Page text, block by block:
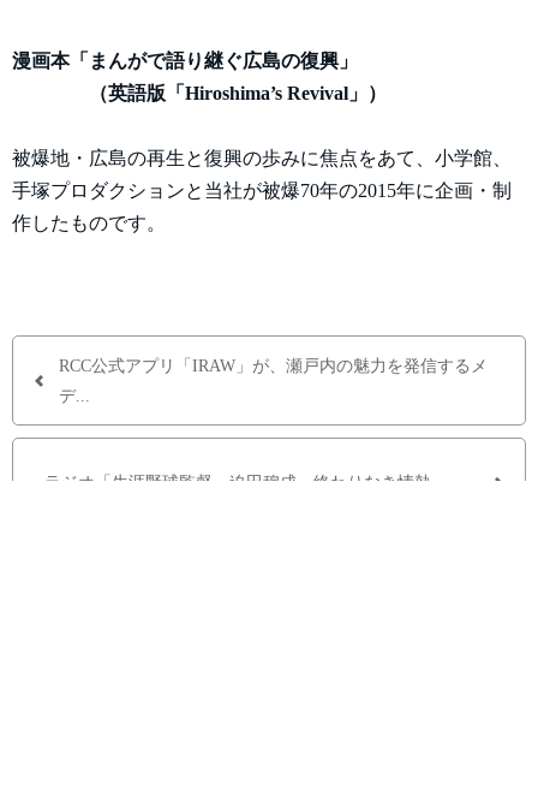
漫画本「まんがで語り継ぐ広島の復興」
（英語版「Hiroshima’s Revival」）
被爆地・広島の再生と復興の歩みに焦点をあて、小学館、
手塚プロダクションと当社が被爆70年の2015年に企画・制
作したものです。
RCC公式アプリ「IRAW」が、瀬戸内の魅力を発信するメ
デ...
ラジオ「生涯野球監督 迫田穆成～終わりなき情熱」 ...